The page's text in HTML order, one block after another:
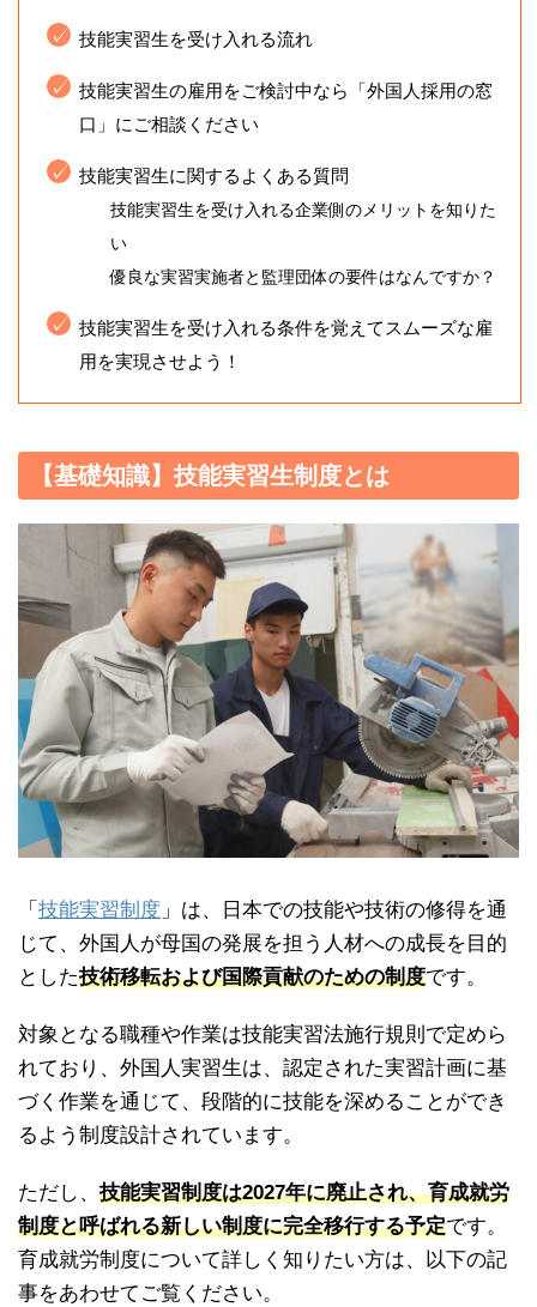
技能実習生を受け入れる流れ
技能実習生の雇用をご検討中なら「外国人採用の窓
口」にご相談ください
技能実習生に関するよくある質問
技能実習生を受け入れる企業側のメリットを知りた
い
優良な実習実施者と監理団体の要件はなんですか？
技能実習生を受け入れる条件を覚えてスムーズな雇
用を実現させよう！
【基礎知識】技能実習生制度とは
「 技能実習制度 」は、日本での技能や技術の修得を通
じて、外国人が母国の発展を担う人材への成長を目的
とした技術移転および国際貢献のための制度です。
対象となる職種や作業は技能実習法施行規則で定めら
れており、外国人実習生は、認定された実習計画に基
づく作業を通じて、段階的に技能を深めることができ
るよう制度設計されています。
ただし、 技能実習制度は2027年に廃止され、育成就労
制度と呼ばれる新しい制度に完全移行する予定です。
育成就労制度について詳しく知りたい方は、以下の記
事をあわせてご覧ください。